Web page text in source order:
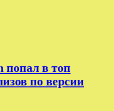
попал в топ
по версии